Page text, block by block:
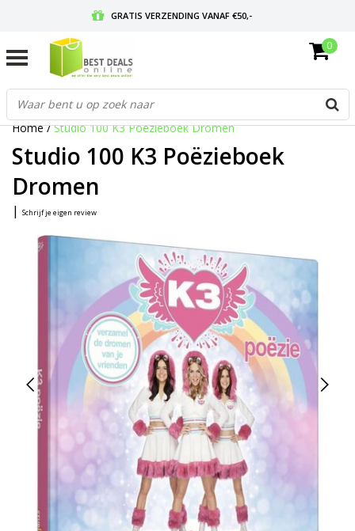
GRATIS VERZENDING VANAF €50,-
GRATIS RETOURNEREN EN 30 DAGEN BEDENKTIJD
0
Home/Studio 100 K3 Poëzieboek Dromen
Studio 100 K3 Poëzieboek
Dromen
| Schrijf je eigen review